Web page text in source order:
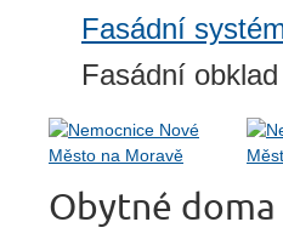
Fasádní
Fasádní
Obytné doma